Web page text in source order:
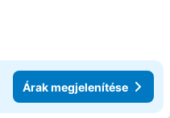
Árak megjelenítése